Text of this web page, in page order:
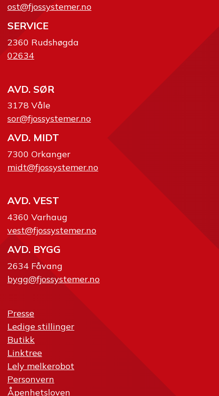
ost@fjossystemer.no
SERVICE
2360 Rudshøgda
02634
AVD. SØR
3178 Våle
sor@fjossystemer.no
AVD. MIDT
7300 Orkanger
midt@fjossystemer.no
AVD. VEST
4360 Varhaug
vest@fjossystemer.no
AVD. BYGG
2634 Fåvang
bygg@fjossystemer.no
Presse
Ledige stillinger
Butikk
Linktree
Lely melkerobot
Personvern
Åpenhetsloven